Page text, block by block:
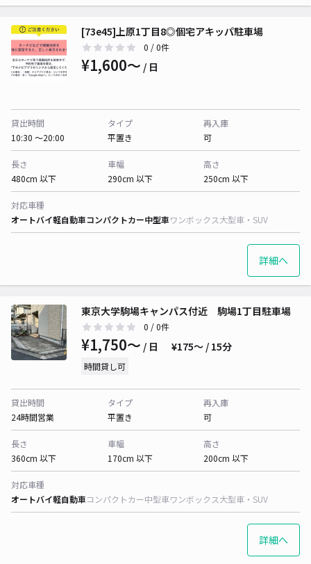
[73e45]上原1丁目8◎個宅アキッパ駐車場
0 / 0件
¥1,600〜 / 日
貸出時間
10:30 〜20:00
タイプ
平置き
再入庫
可
長さ
480cm 以下
車幅
290cm 以下
高さ
250cm 以下
対応車種
オートバイ軽自動車コンパクトカー中型車ワンボックス大型車・SUV
詳細へ
東京大学駒場キャンパス付近 駒場1丁目駐車場
0 / 0件
¥1,750〜 / 日 ¥175〜 / 15分
時間貸し可
貸出時間
24時間営業
タイプ
平置き
再入庫
可
長さ
360cm 以下
車幅
170cm 以下
高さ
200cm 以下
対応車種
オートバイ軽自動車コンパクトカー中型車ワンボックス大型車・SUV
詳細へ